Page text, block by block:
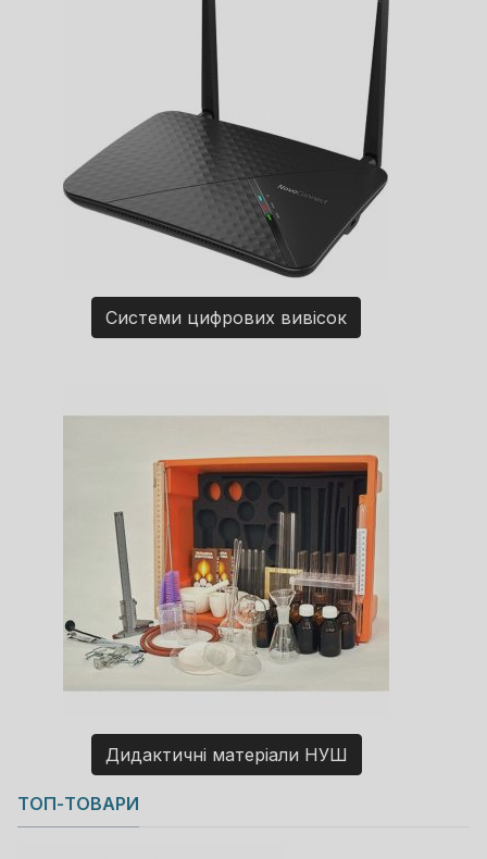
Системи цифрових вивісок
Дидактичні матеріали НУШ
Copyright MAXXmarketing GmbH
JoomShopping Download & Support
ТОП-ТОВАРИ